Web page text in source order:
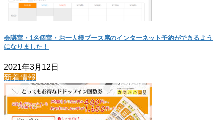
会議室・1名個室・お一人様ブース席のインターネット予約ができるよう
になりました！
2021年3月12日
新着情報